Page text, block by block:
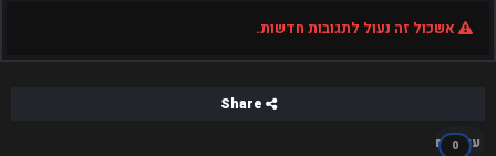
אשכול זה נעול לתגובות חדשות.
עוקבים
0